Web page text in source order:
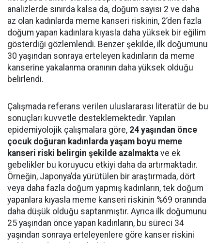
analizlerde sınırda kalsa da, doğum sayısı 2 ve daha
az olan kadınlarda meme kanseri riskinin, 2’den fazla
doğum yapan kadınlara kıyasla daha yüksek bir eğilim
gösterdiği gözlemlendi. Benzer şekilde, ilk doğumunu
30 yaşından sonraya erteleyen kadınların da meme
kanserine yakalanma oranının daha yüksek olduğu
belirlendi.
Çalışmada referans verilen uluslararası literatür de bu
sonuçları kuvvetle desteklemektedir. Yapılan
epidemiyolojik çalışmalara göre, 24 yaşından önce
çocuk doğuran kadınlarda yaşam boyu meme
kanseri riski belirgin şekilde azalmakta ve ek
gebelikler bu koruyucu etkiyi daha da artırmaktadır.
Örneğin, Japonya’da yürütülen bir araştırmada, dört
veya daha fazla doğum yapmış kadınların, tek doğum
yapanlara kıyasla meme kanseri riskinin %69 oranında
daha düşük olduğu saptanmıştır. Ayrıca ilk doğumunu
25 yaşından önce yapan kadınların, bu süreci 34
yaşından sonraya erteleyenlere göre kanser riskini